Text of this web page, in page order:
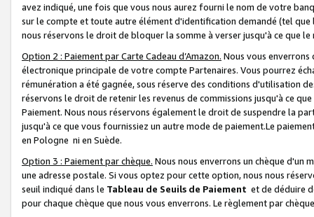
avez indiqué, une fois que vous nous aurez fourni le nom de votre
sur le compte et toute autre élément d'identification demandé (tel que
nous réservons le droit de bloquer la somme à verser jusqu'à ce que
Option 2 : Paiement par Carte Cadeau d’Amazon. Nous vous
électronique principale de votre compte Partenaires. Vous pourrez
rémunération a été gagnée, sous réserve des conditions d'utilisation
réservons le droit de retenir les revenus de commissions jusqu'à ce
Paiement. Nous nous réservons également le droit de suspendre la
jusqu'à ce que vous fournissiez un autre mode de paiement.Le
en Pologne ni en Suède.
Option 3 : Paiement par chèque. Nous nous enverrons un chèque d'un
une adresse postale. Si vous optez pour cette option, nous nous
seuil indiqué dans le Tableau de Seuils de Paiement et de déduire
pour chaque chèque que nous vous enverrons. Le règlement par